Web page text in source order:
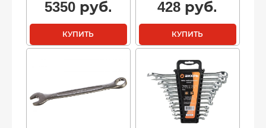
5350руб.
КУПИТЬ
428 руб.
КУПИТЬ